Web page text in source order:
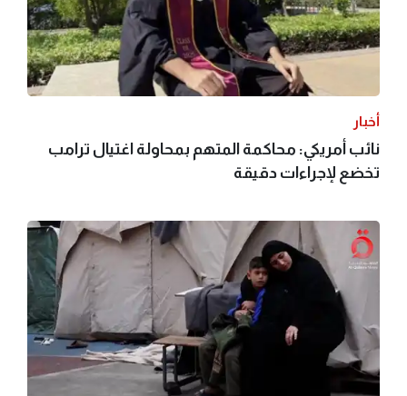
أخبار
نائب أمريكي: محاكمة المتهم بمحاولة اغتيال ترامب
تخضع لإجراءات دقيقة